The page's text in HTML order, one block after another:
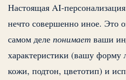
Настоящая AI-
нечто совершенно иное. Это
самом деле понимает ваши
характеристики (вашу форму
кожи, подтон, цветотип) и